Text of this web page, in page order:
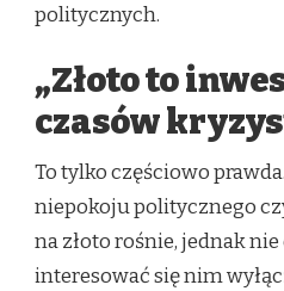
politycznych.
„Złoto to
czasów
To tylko częściowo
niepokoju politycznego
na złoto rośnie, jednak
interesować się nim